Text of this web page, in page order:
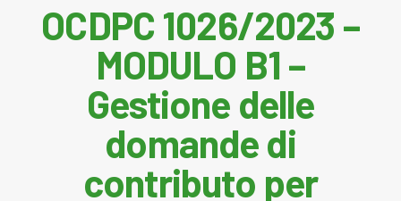
OCDPC 1026/2023 –
MODULO B1 –
Gestione delle
domande di
contributo per